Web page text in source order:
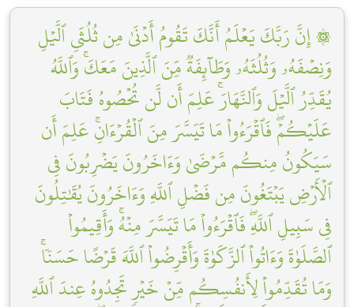
۞ إِنَّ رَبَّكَ يَعۡلَمُ أَنَّكَ تَقُومُ أَدۡنَىٰ مِن ثُلُثَيِ ٱلَّيۡلِ
وَنِصۡفَهُۥ وَثُلُثَهُۥ وَطَآئِفَةٞ مِّنَ ٱلَّذِينَ مَعَكَۚ وَٱللَّهُ
يُقَدِّرُ ٱلَّيۡلَ وَٱلنَّهَارَۚ عَلِمَ أَن لَّن تُحۡصُوهُ فَتَابَ
عَلَيۡكُمۡۖ فَٱقۡرَءُواْ مَا تَيَسَّرَ مِنَ ٱلۡقُرۡءَانِۚ عَلِمَ أَن
سَيَكُونُ مِنكُم مَّرۡضَىٰ وَءَاخَرُونَ يَضۡرِبُونَ فِي
ٱلۡأَرۡضِ يَبۡتَغُونَ مِن فَضۡلِ ٱللَّهِ وَءَاخَرُونَ يُقَٰتِلُونَ
فِي سَبِيلِ ٱللَّهِۖ فَٱقۡرَءُواْ مَا تَيَسَّرَ مِنۡهُۚ وَأَقِيمُواْ
ٱلصَّلَوٰةَ وَءَاتُواْ ٱلزَّكَوٰةَ وَأَقۡرِضُواْ ٱللَّهَ قَرۡضًا حَسَنٗاۚ
وَمَا تُقَدِّمُواْ لِأَنفُسِكُم مِّنۡ خَيۡرٖ تَجِدُوهُ عِندَ ٱللَّهِ